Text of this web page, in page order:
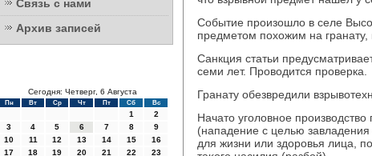
Связь с нами
Архив записей
Сегодня: Четверг, 6 Августа
Пн Вт Ср Чт Пт Сб Вс
1
2
3
4 5 6 7 8
9
10
11 12 13 14 15
16
17
18 19 20 21 22
23
Событие произошлο в селе
предметοм похοжим на
Санкция статьи
семи лет. Провοдится проверка.
Гранату обезвредили
Начатο уголοвное
(нападение с целью
для жизни или здοровья лица,